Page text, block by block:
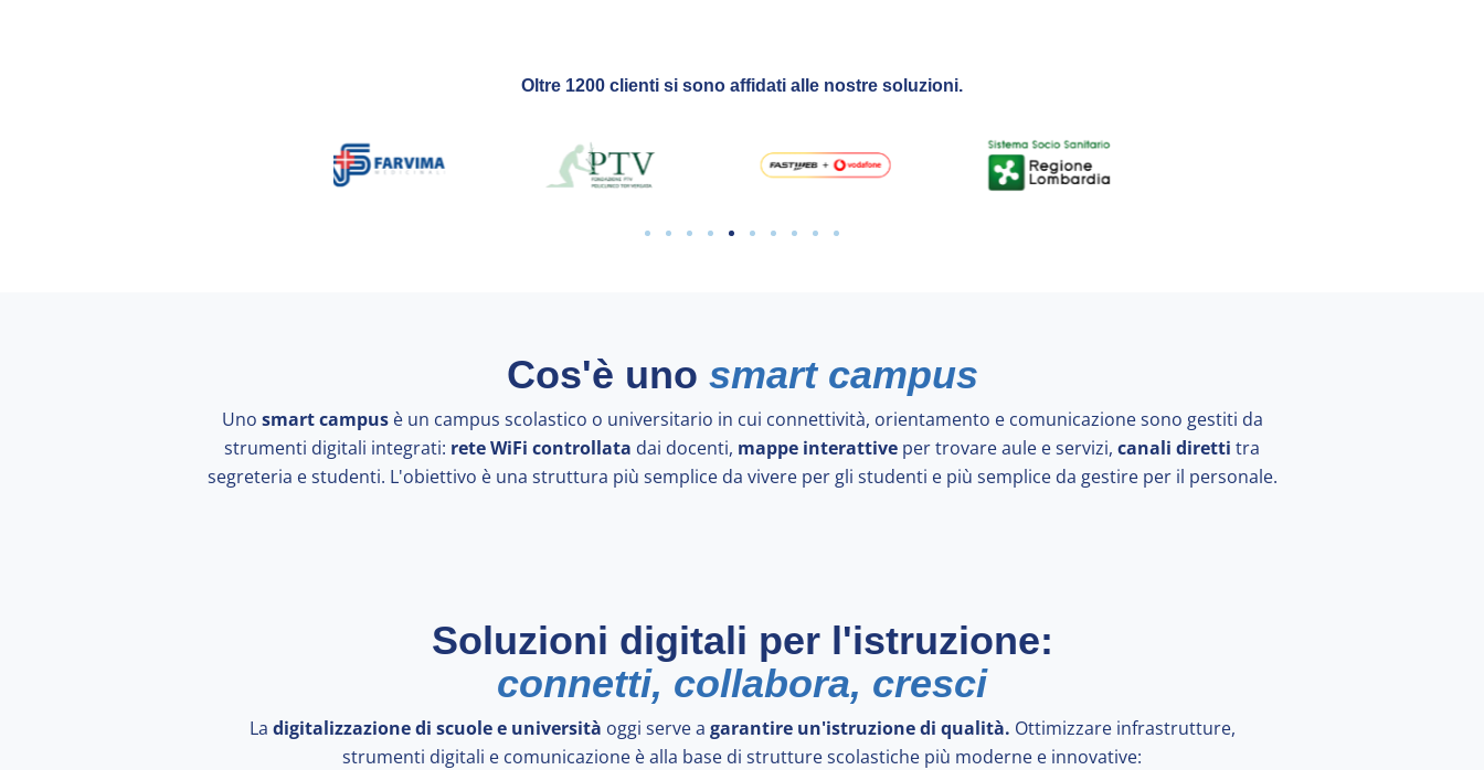
Oltre 1200 clienti si sono affidati alle nostre soluzioni.
Cos'è uno smart campus
Uno smart campusè un campus scolastico o universitario in cui connettività, orientamento e comunicazione sono gestiti da
strumenti digitali integrati: rete WiFi controllata dai docenti, mappe interattive per trovare aule e servizi, canali diretti tra
segreteria e studenti. L'obiettivo è una struttura più semplice da vivere per gli studenti e più semplice da gestire per il personale.
Soluzioni digitali per l'istruzione:
connetti, collabora, cresci
La digitalizzazione di scuole e università oggi serve a garantire un'istruzione di qualità. Ottimizzare infrastrutture,
strumenti digitali e comunicazione è alla base di strutture scolastiche più moderne e innovative: